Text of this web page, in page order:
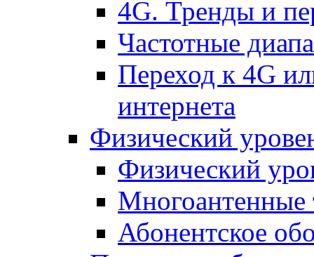
4G. Тренды и
Частотные
Переход к 4G
интернета
Физический
Физический
Многоантенные
Абонентское